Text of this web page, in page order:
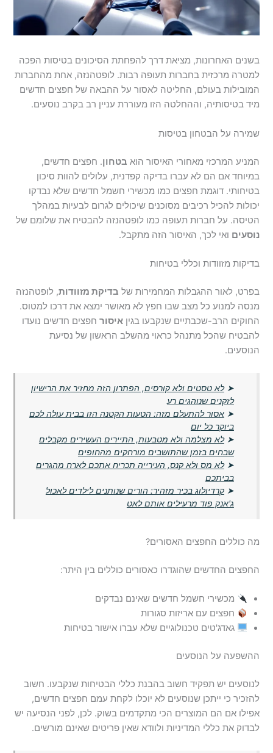
בשנים האחרונות, מציאת דרך להפחתת הסיכונים בטיסות הפכה
למטרה מרכזית בחברות תעופה רבות. לופטהנזה, אחת מהחברות
המובילות בעולם, החליטה לאסור על ההבאה של חפצים חדשים
מיד בטיסותיה, וההחלטה הזו מעוררת עניין רב בקרב נוסעים.
שמירה על הבטחון בטיסות
המניע המרכזי מאחורי האיסור הוא בטחון. חפצים חדשים,
במיוחד אם הם לא עברו בדיקה קפדנית, עלולים להוות סיכון
בטיחותי. דוגמת חפצים כמו מכשירי חשמל חדשים שלא נבדקו
יכולות להכיל רכיבים מסוכנים שיכולים לגרום לבעיות במהלך
הטיסה. על חברות תעופה כמו לופטהנזה להבטיח את שלומם של
נוסעים ואי לכך, האיסור הזה מתקבל.
בדיקות מזוודות וכללי בטיחות
בפרט, לאור ההגבלות המחמירות של בדיקת מזוודות, לופטהנזה
מנסה למנוע כל מצב שבו חפץ לא מאושר ימצא את דרכו למטוס.
החוקים הרב-שכבתיים שנקבעו בגיןאיסור חפצים חדשים נועדו
להבטיח שהכל מתנהל כראוי מהשלב הראשון של נסיעת
הנוסעים.
➤לא טסטים ולא קורסים, הפתרון הזה מחזיר את הרישיון
לזקנים שנוהגים רע
➤אסור להתעלם מזה: הטעות הקטנה הזו בבית עולה לכם
ביוקר כל יום
➤לא מצלמה ולא מטבעות, התיירים העשירים מקבלים
שבחים בזמן שהתושבים מורחקים מהחופים
➤לא מס ולא קנס, העירייה תכריח אתכם לארח מהגרים
בביתכם
➤קרדיולוג בכיר מזהיר: הורים שנותנים לילדים לאכול
ג'אנק פוד מרעילים אותם לאט
מה כוללים החפצים האסורים?
החפצים החדשים שהוגדרו כאסורים כוללים בין היתר:
מכשירי חשמל חדשים שאינם נבדקים
חפצים עם אריזות סגורות
גאדג'טים טכנולוגיים שלא עברו אישור בטיחות
ההשפעה על הנוסעים
לנוסעים יש תפקיד חשוב בהבנת כללי הבטיחות שנקבעו. חשוב
להזכיר כי ייתכן שנוסעים לא יוכלו לקחת עמם חפצים חדשים,
אפילו אם הם המוצרים הכי מתקדמים בשוק. לכן, לפני הנסיעה יש
לבדוק את כללי המדיניות ולוודא שאין פריטים שאינם מורשים.